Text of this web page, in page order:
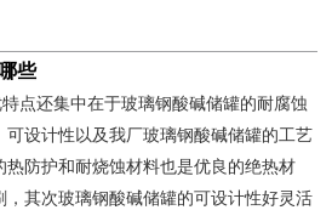
些
点还集中在于玻璃钢酸碱储罐的耐腐蚀
设计性以及我厂玻璃钢酸碱储罐的工艺
防护和耐烧蚀材料也是优良的绝热材
其次玻璃钢酸碱储罐的可设计性好灵活